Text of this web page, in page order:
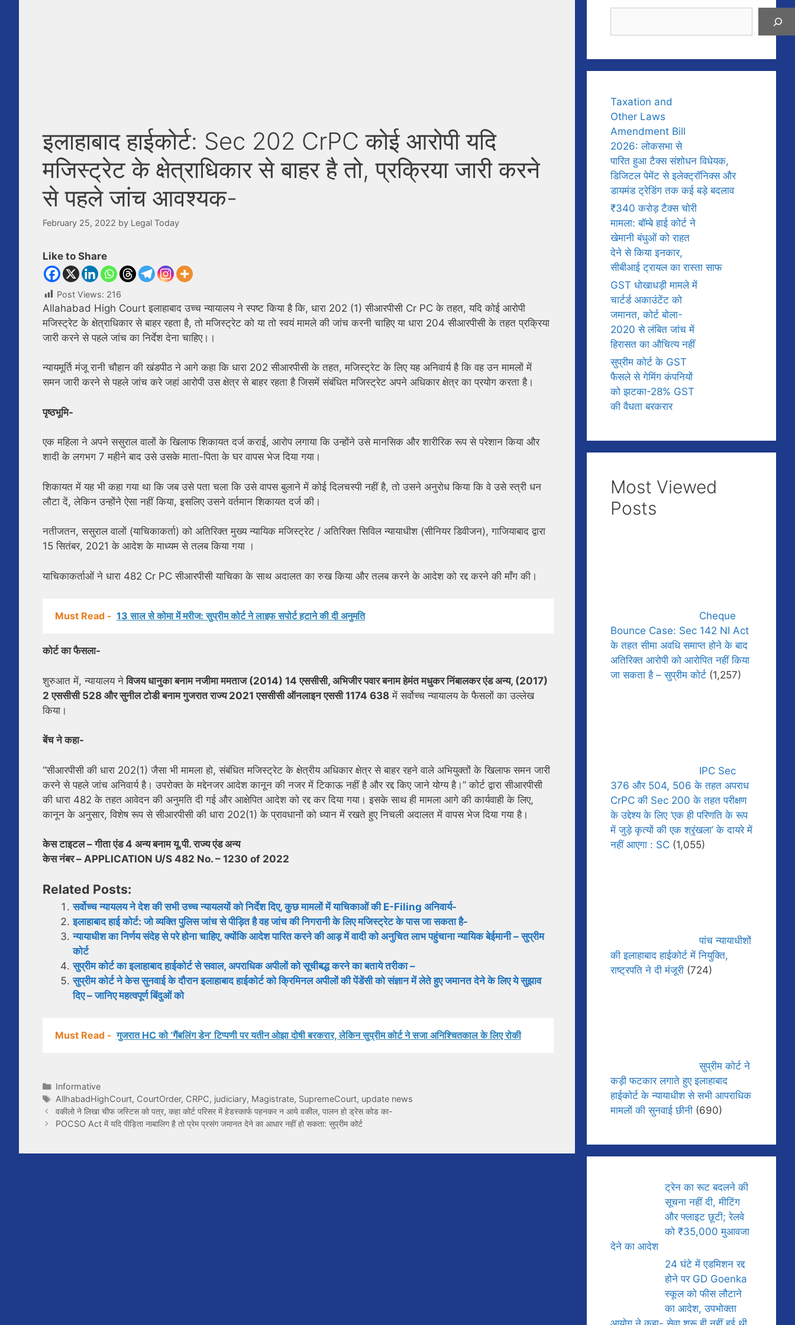
इलाहाबाद हाईकोर्ट: Sec 202 CrPC कोई आरोपी यदि
मजिस्ट्रेट के क्षेत्राधिकार से बाहर है तो, प्रक्रिया जारी करने
से पहले जांच आवश्यक-
February 25, 2022 by Legal Today
Like to Share
Post Views: 216
Allahabad High Court इलाहाबाद उच्च न्यायालय ने स्पष्ट किया है कि, धारा 202 (1) सीआरपीसी Cr PC के तहत, यदि कोई आरोपी
मजिस्ट्रेट के क्षेत्राधिकार से बाहर रहता है, तो मजिस्ट्रेट को या तो स्वयं मामले की जांच करनी चाहिए या धारा 204 सीआरपीसी के तहत प्रक्रिया
जारी करने से पहले जांच का निर्देश देना चाहिए।।
न्यायमूर्ति मंजू रानी चौहान की खंडपीठ ने आगे कहा कि धारा 202 सीआरपीसी के तहत, मजिस्ट्रेट के लिए यह अनिवार्य है कि वह उन मामलों में
समन जारी करने से पहले जांच करे जहां आरोपी उस क्षेत्र से बाहर रहता है जिसमें संबंधित मजिस्ट्रेट अपने अधिकार क्षेत्र का प्रयोग करता है।
पृष्ठभूमि-
एक महिला ने अपने ससुराल वालों के खिलाफ शिकायत दर्ज कराई, आरोप लगाया कि उन्होंने उसे मानसिक और शारीरिक रूप से परेशान किया और
शादी के लगभग 7 महीने बाद उसे उसके माता-पिता के घर वापस भेज दिया गया।
शिकायत में यह भी कहा गया था कि जब उसे पता चला कि उसे वापस बुलाने में कोई दिलचस्पी नहीं है, तो उसने अनुरोध किया कि वे उसे स्त्री धन
लौटा दें, लेकिन उन्होंने ऐसा नहीं किया, इसलिए उसने वर्तमान शिकायत दर्ज की।
नतीजतन, ससुराल वालों (याचिकाकर्ता) को अतिरिक्त मुख्य न्यायिक मजिस्ट्रेट / अतिरिक्त सिविल न्यायाधीश (सीनियर डिवीजन), गाजियाबाद द्वारा
15 सितंबर, 2021 के आदेश के माध्यम से तलब किया गया ।
याचिकाकर्ताओं ने धारा 482 Cr PC सीआरपीसी याचिका के साथ अदालत का रुख किया और तलब करने के आदेश को रद्द करने की माँग की।
Must Read - 13 साल से कोमा में मरीज: सुप्रीम कोर्ट ने लाइफ सपोर्ट हटाने की दी अनुमति
कोर्ट का फैसला-
शुरुआत में, न्यायालय नेविजय धानुका बनाम नजीमा ममताज (2014) 14 एससीसी, अभिजीर पवार बनाम हेमंत मधुकर निंबालकर एंड अन्य, (2017)
2 एससीसी 528 और सुनील टोडी बनाम गुजरात राज्य 2021 एससीसी ऑनलाइन एससी 1174 638 में सर्वोच्च न्यायालय के फैसलों का उल्लेख
किया।
बेंच ने कहा-
“सीआरपीसी की धारा 202(1) जैसा भी मामला हो, संबंधित मजिस्ट्रेट के क्षेत्रीय अधिकार क्षेत्र से बाहर रहने वाले अभियुक्तों के खिलाफ समन जारी
करने से पहले जांच अनिवार्य है। उपरोक्त के मद्देनजर आदेश कानून की नजर में टिकाऊ नहीं है और रद्द किए जाने योग्य है।” कोर्ट द्वारा सीआरपीसी
की धारा 482 के तहत आवेदन की अनुमति दी गई और आक्षेपित आदेश को रद्द कर दिया गया। इसके साथ ही मामला आगे की कार्यवाही के लिए,
कानून के अनुसार, विशेष रूप से सीआरपीसी की धारा 202(1) के प्रावधानों को ध्यान में रखते हुए निचली अदालत में वापस भेज दिया गया है।
केस टाइटल – गीता एंड 4 अन्य बनाम यू.पी. राज्य एंड अन्य
केस नंबर – APPLICATION U/S 482 No. – 1230 of 2022
Related Posts:
सर्वोच्च न्यायलय ने देश की सभी उच्च न्यायलयों को निर्देश दिए, कुछ मामलों में याचिकाओं की E-Filing अनिवार्य-
इलाहाबाद हाई कोर्ट: जो व्यक्ति पुलिस जांच से पीड़ित है वह जांच की निगरानी के लिए मजिस्ट्रेट के पास जा सकता है-
न्यायाधीश का निर्णय संदेह से परे होना चाहिए, क्योंकि आदेश पारित करने की आड़ में वादी को अनुचित लाभ पहुंचाना न्यायिक बेईमानी – सुप्रीम
कोर्ट
सुप्रीम कोर्ट का इलाहाबाद हाईकोर्ट से सवाल, अपराधिक अपीलों को सूचीबद्ध करने का बताये तरीका –
सुप्रीम कोर्ट ने केस सुनवाई के दौरान इलाहाबाद हाईकोर्ट को क्रिमिनल अपीलों की पेंडेंसी को संज्ञान में लेते हुए जमानत देने के लिए ये सुझाव
दिए – जानिए महत्वपूर्ण बिंदुओं को
Must Read - गुजरात HC को ‘गैंबलिंग डेन’ टिप्पणी पर यतीन ओझा दोषी बरकरार, लेकिन सुप्रीम कोर्ट ने सजा अनिश्चितकाल के लिए रोकी
Categories
Informative
Tags
AllhabadHighCourt, CourtOrder, CRPC, judiciary, Magistrate, SupremeCourt, update news
वकीलो ने लिखा चीफ जस्टिस को पत्र, कहा कोर्ट परिसर में हेडस्कार्फ पहनकर न आये वकील, पालन हो ड्रेस कोड का-
POCSO Act में यदि पीड़िता नाबालिग है तो प्रेम प्रसंग जमानत देने का आधार नहीं हो सकता: सुप्रीम कोर्ट
Taxation and
Other Laws
Amendment Bill
2026: लोकसभा से
पारित हुआ टैक्स संशोधन विधेयक,
डिजिटल पेमेंट से इलेक्ट्रॉनिक्स और
डायमंड ट्रेडिंग तक कई बड़े बदलाव
₹340 करोड़ टैक्स चोरी
मामला: बॉम्बे हाई कोर्ट ने
खेमानी बंधुओं को राहत
देने से किया इनकार,
सीबीआई ट्रायल का रास्ता साफ
GST धोखाधड़ी मामले में
चार्टर्ड अकाउंटेंट को
जमानत, कोर्ट बोला-
2020 से लंबित जांच में
हिरासत का औचित्य नहीं
सुप्रीम कोर्ट के GST
फैसले से गेमिंग कंपनियों
को झटका-28% GST
की वैधता बरकरार
Most Viewed
Posts
Cheque
Bounce Case: Sec 142 NI Act
के तहत सीमा अवधि समाप्त होने के बाद
अतिरिक्त आरोपी को आरोपित नहीं किया
जा सकता है – सुप्रीम कोर्ट (1,257)
IPC Sec
376 और 504, 506 के तहत अपराध
CrPC की Sec 200 के तहत परीक्षण
के उद्देश्य के लिए ‘एक ही परिणति के रूप
में जुड़े कृत्यों की एक श्रृंखला’ के दायरे में
नहीं आएगा : SC (1,055)
पांच न्यायाधीशों
की इलाहाबाद हाईकोर्ट में नियुक्ति,
राष्ट्रपति ने दी मंजूरी (724)
सुप्रीम कोर्ट ने
कड़ी फटकार लगाते हुए इलाहाबाद
हाईकोर्ट के न्यायाधीश से सभी आपराधिक
मामलों की सुनवाई छीनी (690)
ट्रेन का रूट बदलने की
सूचना नहीं दी, मीटिंग
और फ्लाइट छूटी; रेलवे
को ₹35,000 मुआवजा
देने का आदेश
24 घंटे में एडमिशन रद्द
होने पर GD Goenka
स्कूल को फीस लौटाने
का आदेश, उपभोक्ता